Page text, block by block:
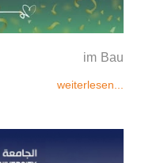
im Bau
weiterlesen...